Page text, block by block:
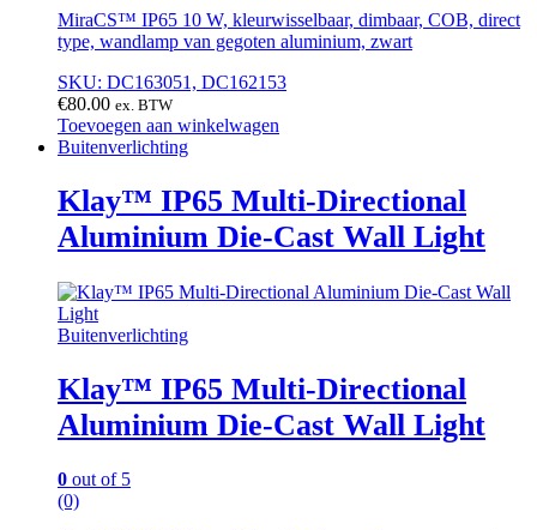
MiraCS™ IP65 10 W, kleurwisselbaar, dimbaar, COB, direct
type, wandlamp van gegoten aluminium, zwart
SKU: DC163051, DC162153
€80.00 ex. BTW
Toevoegen aan winkelwagen
Buitenverlichting
Klay™ IP65 Multi-Directional
Aluminium Die-Cast Wall Light
Buitenverlichting
Klay™ IP65 Multi-Directional
Aluminium Die-Cast Wall Light
0 out of 5
(0)